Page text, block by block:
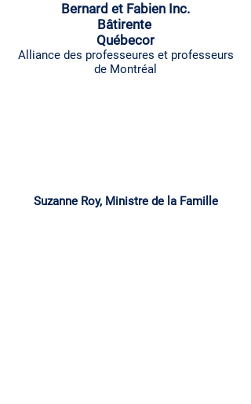
Bernard et Fabien Inc.
Bâtirente
Québecor
Alliance des professeures et professeurs
de Montréal
Suzanne Roy, Ministre de la Famille